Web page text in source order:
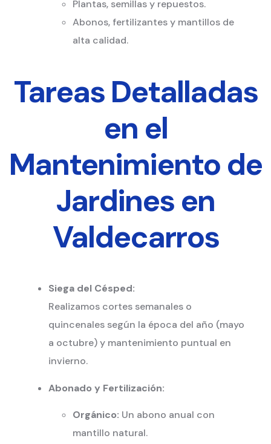
Plantas, semillas y repuestos.
Abonos, fertilizantes y mantillos de
alta calidad.
Tareas Detalladas
en el
Mantenimiento de
Jardines en
Valdecarros
Siega del Césped:
Realizamos cortes semanales o
quincenales según la época del año (mayo
a octubre) y mantenimiento puntual en
invierno.
Abonado y Fertilización:
Orgánico: Un abono anual con
mantillo natural.